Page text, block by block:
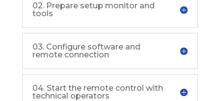
02. Prepare setup monitor and
tools
03. Configure software and
remote connection
04. Start the remote control with
technical operators